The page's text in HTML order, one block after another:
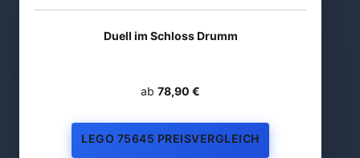
Duell im Schloss Drumm
ab 78,90 €
LEGO 75645 PREISVERGLEICH